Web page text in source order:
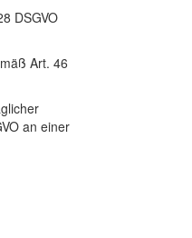
DSGVO
Art. 46
an einer